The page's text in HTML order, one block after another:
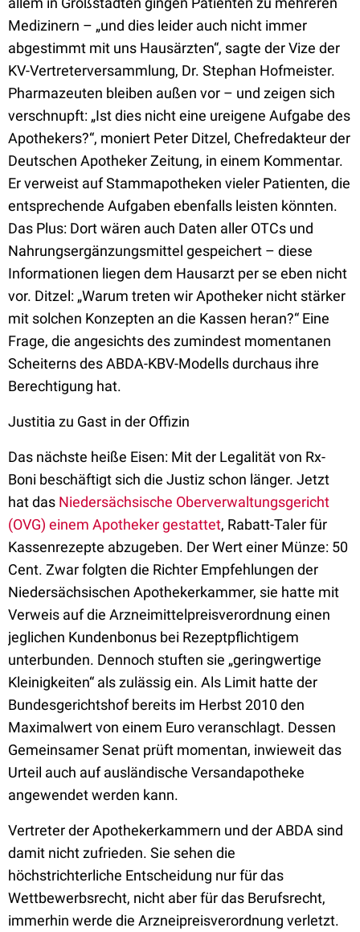
Medizinern – „und dies leider auch nicht immer
abgestimmt mit uns Hausärzten“, sagte der Vize der
KV-Vertreterversammlung, Dr. Stephan Hofmeister.
Pharmazeuten bleiben außen vor – und zeigen sich
verschnupft: „Ist dies nicht eine ureigene Aufgabe des
Apothekers?“, moniert Peter Ditzel, Chefredakteur der
Deutschen Apotheker Zeitung, in einem Kommentar.
Er verweist auf Stammapotheken vieler Patienten, die
entsprechende Aufgaben ebenfalls leisten könnten.
Das Plus: Dort wären auch Daten aller OTCs und
Nahrungsergänzungsmittel gespeichert – diese
Informationen liegen dem Hausarzt per se eben nicht
vor. Ditzel: „Warum treten wir Apotheker nicht stärker
mit solchen Konzepten an die Kassen heran?“ Eine
Frage, die angesichts des zumindest momentanen
Scheiterns des ABDA-KBV-Modells durchaus ihre
Berechtigung hat.
Justitia zu Gast in der Offizin
Das nächste heiße Eisen: Mit der Legalität von Rx-
Boni beschäftigt sich die Justiz schon länger. Jetzt
hat das Niedersächsische Oberverwaltungsgericht
(OVG) einem Apotheker gestattet, Rabatt-Taler für
Kassenrezepte abzugeben. Der Wert einer Münze: 50
Cent. Zwar folgten die Richter Empfehlungen der
Niedersächsischen Apothekerkammer, sie hatte mit
Verweis auf die Arzneimittelpreisverordnung einen
jeglichen Kundenbonus bei Rezeptpflichtigem
unterbunden. Dennoch stuften sie „geringwertige
Kleinigkeiten“ als zulässig ein. Als Limit hatte der
Bundesgerichtshof bereits im Herbst 2010 den
Maximalwert von einem Euro veranschlagt. Dessen
Gemeinsamer Senat prüft momentan, inwieweit das
Urteil auch auf ausländische Versandapotheke
angewendet werden kann.
Vertreter der Apothekerkammern und der ABDA sind
damit nicht zufrieden. Sie sehen die
höchstrichterliche Entscheidung nur für das
Wettbewerbsrecht, nicht aber für das Berufsrecht,
immerhin werde die Arzneipreisverordnung verletzt.